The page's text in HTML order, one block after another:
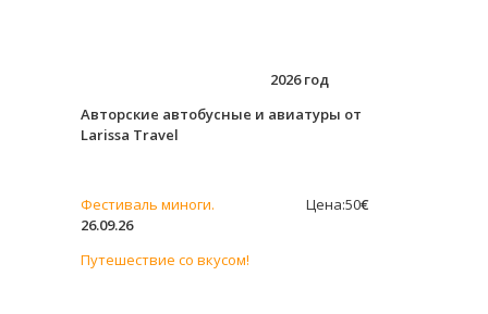
2026 год
Авторские автобусные и авиатуры от
Larissa Travel
Фестиваль миноги. Цена:50€
26.09.26
Путешествие со вкусом!